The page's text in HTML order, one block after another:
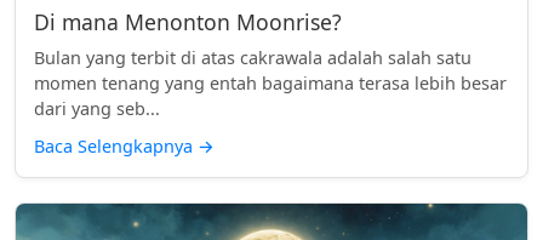
Di mana Menonton Moonrise?
Bulan yang terbit di atas cakrawala adalah salah satu
momen tenang yang entah bagaimana terasa lebih besar
dari yang seb...
Baca Selengkapnya →